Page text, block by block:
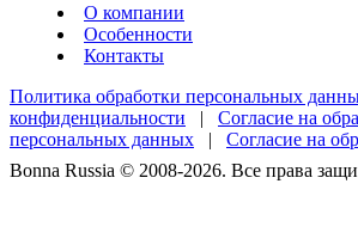
О компании
Особенности
Контакты
Политика обработки персональных
конфиденциальности | Согласие на
персональных данных | Согласие на
Bonna Russia © 2008-2026. Все права